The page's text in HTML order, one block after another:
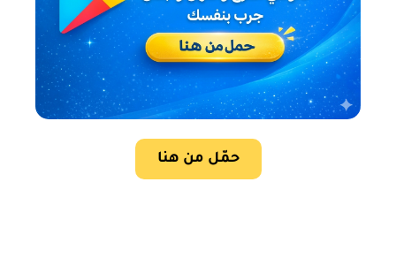
حمّل من هنا